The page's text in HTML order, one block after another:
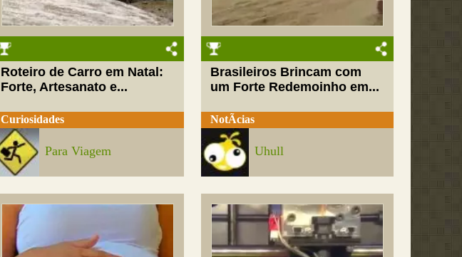
Roteiro de Carro em Natal:
Forte, Artesanato e...
Curiosidades
Para Viagem
Brasileiros Brincam com
um Forte Redemoinho em...
NotÃ­cias
Uhull